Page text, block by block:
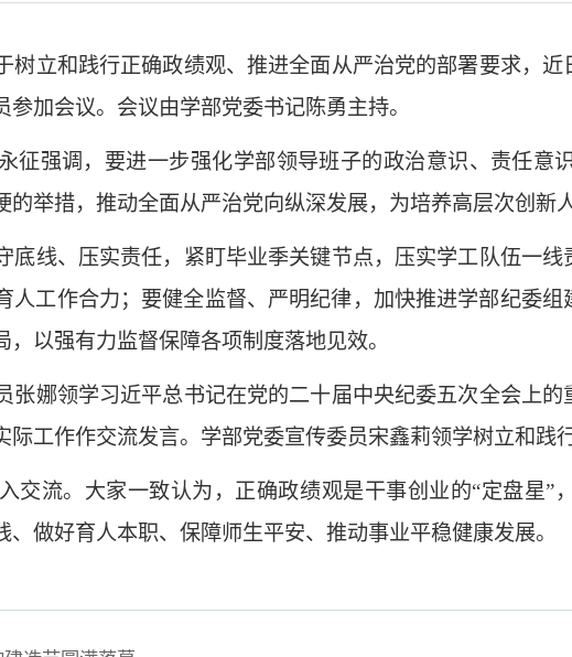
树立和践行正确政绩观、推进全面从严治党的部署要求，
加会议。会议由学部党委书记陈勇主持。
征强调，要进一步强化学部领导班子的政治意识、责任
举措，推动全面从严治党向纵深发展，为培养高层次创新
底线、压实责任，紧盯毕业季关键节点，压实学工队伍一
人工作合力；要健全监督、严明纪律，加快推进学部纪委
以强有力监督保障各项制度落地见效。
张娜领学习近平总书记在党的二十届中央纪委五次全会上
工作作交流发言。学部党委宣传委员宋鑫莉领学树立和践
交流。大家一致认为，正确政绩观是干事创业的“定盘星
做好育人本职、保障师生平安、推动事业平稳健康发展。